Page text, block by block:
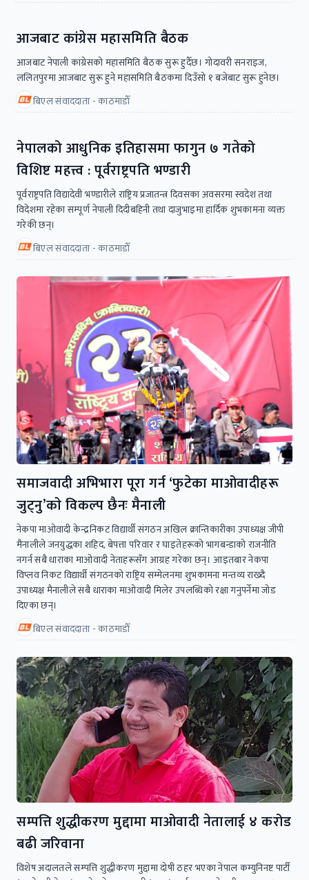
आजबाट कांग्रेस महासमिति बैठक
आजबाट नेपाली कांग्रेसको महासमिति बैठक सुरू हुदैँछ। गोदावरी सनराइज,
ललितपुरमा आजबाट सुरू हुने महासमिति बैठकमा दिउँसो १ बजेबाट सुरू हुनेछ।
बिएल संवाददाता - काठमाडाैँ
नेपालको आधुनिक इतिहासमा फागुन ७ गतेको
विशिष्ट महत्त्व : पूर्वराष्ट्रपति भण्डारी
पूर्वराष्ट्रपति विद्यादेवी भण्डारीले राष्ट्रिय प्रजातन्त्र दिवसका अवसरमा स्वदेश तथा
विदेशमा रहेका सम्पूर्ण नेपाली दिदीबहिनी तथा दाजुभाइमा हार्दिक शुभकामना व्यक्त
गरेकी छन्।
बिएल संवाददाता - काठमाडाैँ
समाजवादी अभिभारा पूरा गर्न ‘फुटेका माओवादीहरू
जुट्नु’काे विकल्प छैनः मैनाली
नेकपा माओवादी केन्द्रनिकट विद्यार्थी संगठन अखिल क्रान्तिकारीका उपाध्यक्ष जीपी
मैनालीले जनयुद्धका शहिद, बेपत्ता परिवार र घाइतेहरूको भागबन्डाको राजनीति
नगर्न सबै धाराका माओवादी नेताहरूसँग आग्रह गरेका छन्। आइतबार नेकपा
विप्लव निकट विद्यार्थी संगठनको राष्ट्रिय सम्मेलनमा शुभकामना मन्तव्य राख्दै
उपाध्यक्ष मैनालीले सबै धाराका माओवादी मिलेर उपलब्धिको रक्षा गनुपर्नेमा जोड
दिएका छन्।
बिएल संवाददाता - काठमाडाैँ
सम्पत्ति शुद्धीकरण मुद्दामा माओवादी नेतालाई ४ करोड
बढी जरिवाना
विशेष अदालतले सम्पत्ति शुद्धीकरण मुद्दामा दोषी ठहर भएका नेपाल कम्युनिनष्ट पार्टी